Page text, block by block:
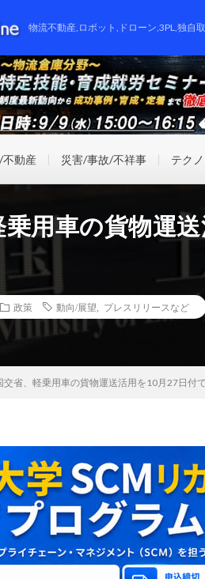
物流不動産,ロボット,ドローン,3PL,独自
不動産 災害/事故/不祥事 テク
乗用車の貨物運
政策 動向/展望 プレスリリースなど
交省、軽乗用車の貨物運送活用を10月27日付